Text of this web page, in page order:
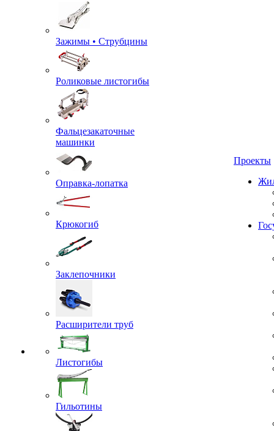
Зажимы • Струбцины
Роликовые листогибы
Фальцезакаточные
машинки
Оправка-лопатка
Крюкогиб
Заклепочники
Расширители труб
Листогибы
Гильотины